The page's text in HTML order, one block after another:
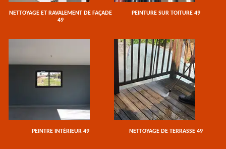
NETTOYAGE ET RAVALEMENT DE FAÇADE
49
PEINTURE SUR TOITURE 49
PEINTRE INTÉRIEUR 49 NETTOYAGE DE TERRASSE 49